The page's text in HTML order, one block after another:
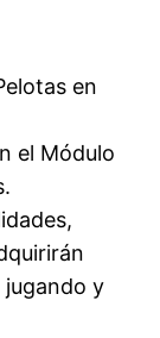
en
el Módulo
y